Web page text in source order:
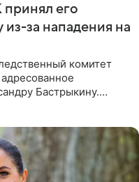
его
за нападения на
комитет
Бастрыкину.